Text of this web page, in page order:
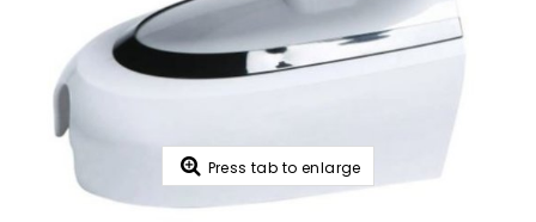
Press tab to enlarge